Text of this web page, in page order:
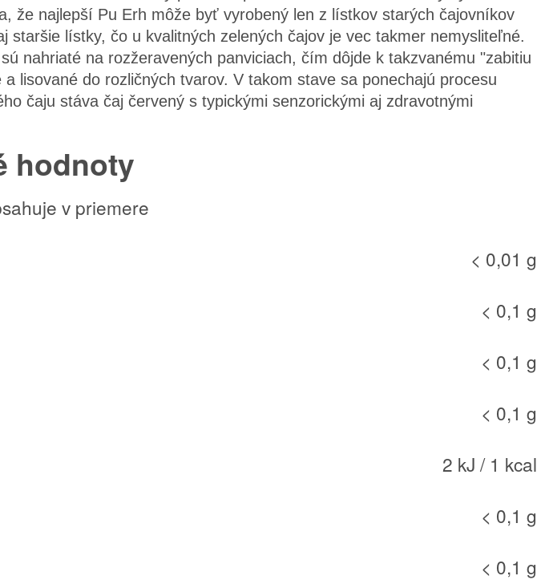
že najlepší Pu Erh môže byť vyrobený len z lístkov starých čajovníkov
lístky, čo u kvalitných zelených čajov je vec takmer nemysliteľné.
nahriaté na rozžeravených panviciach, čím dôjde k takzvanému "zabitiu
lisované do rozličných tvarov. V takom stave sa ponechajú procesu
čaju stáva čaj červený s typickými senzorickými aj zdravotnými
hodnoty
v priemere
< 0,01 g
< 0,1 g
< 0,1 g
< 0,1 g
2 kJ / 1 kcal
< 0,1 g
< 0,1 g